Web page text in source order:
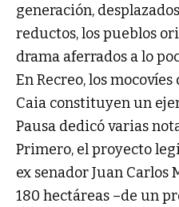
generación,
reductos, los pueblos
drama aferrados a lo
En Recreo, los
Caia constituyen un
Pausa dedicó varias
Primero, el proyecto
ex senador Juan
180 hectáreas –de un